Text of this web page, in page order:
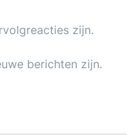
zijn.
berichten zijn.